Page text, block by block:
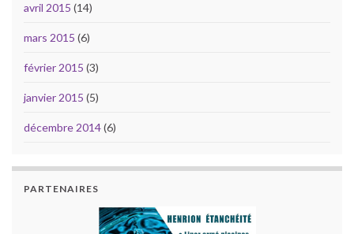
avril 2015 (14)
mars 2015 (6)
février 2015 (3)
janvier 2015 (5)
décembre 2014(6)
PARTENAIRES